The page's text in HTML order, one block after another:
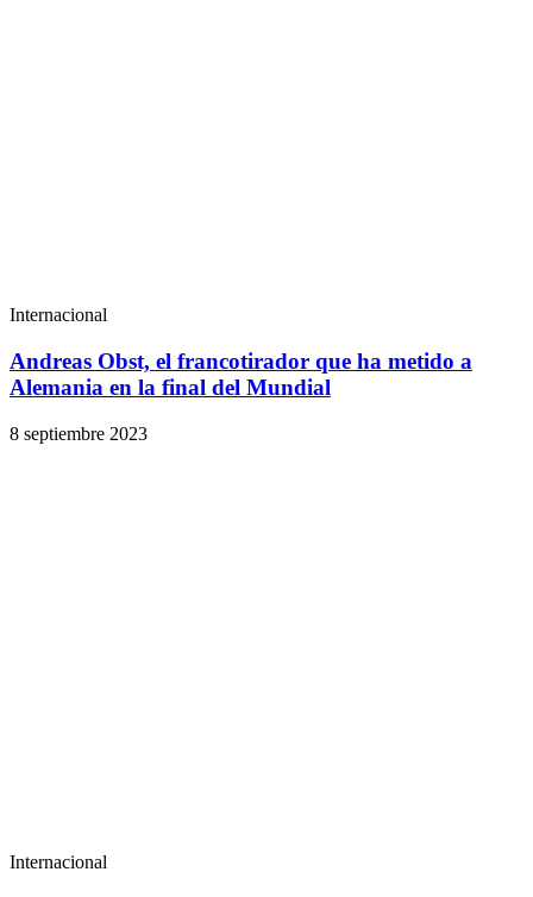
Internacional
Andreas Obst, el francotirador que ha metido a
Alemania en la final del Mundial
8 septiembre 2023
Internacional